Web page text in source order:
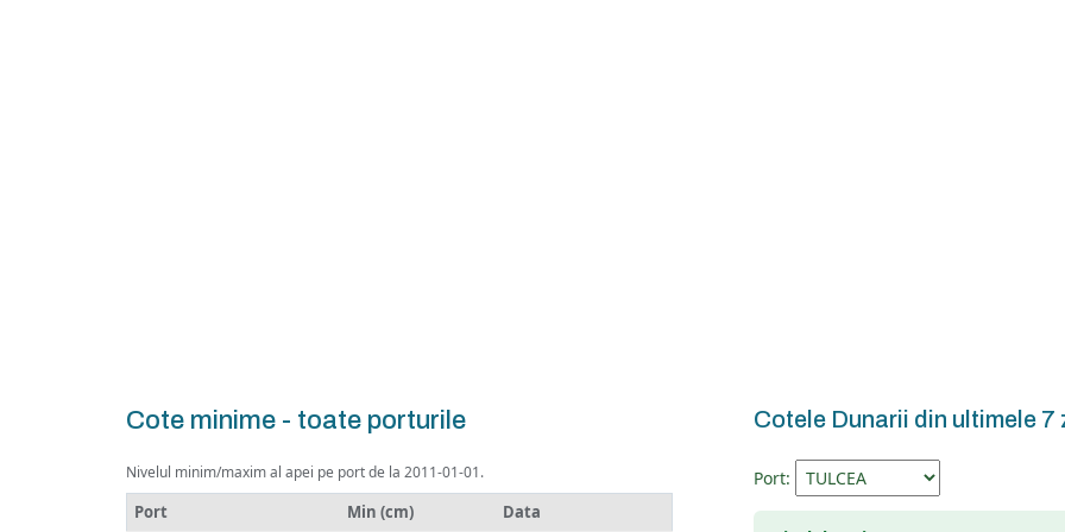
Cote minime - toate porturile
Nivelul minim/maxim al apei pe port de la 2011-01-01.
Port Min (cm) Data
Cotele Dunarii din ultimele 7
Port: